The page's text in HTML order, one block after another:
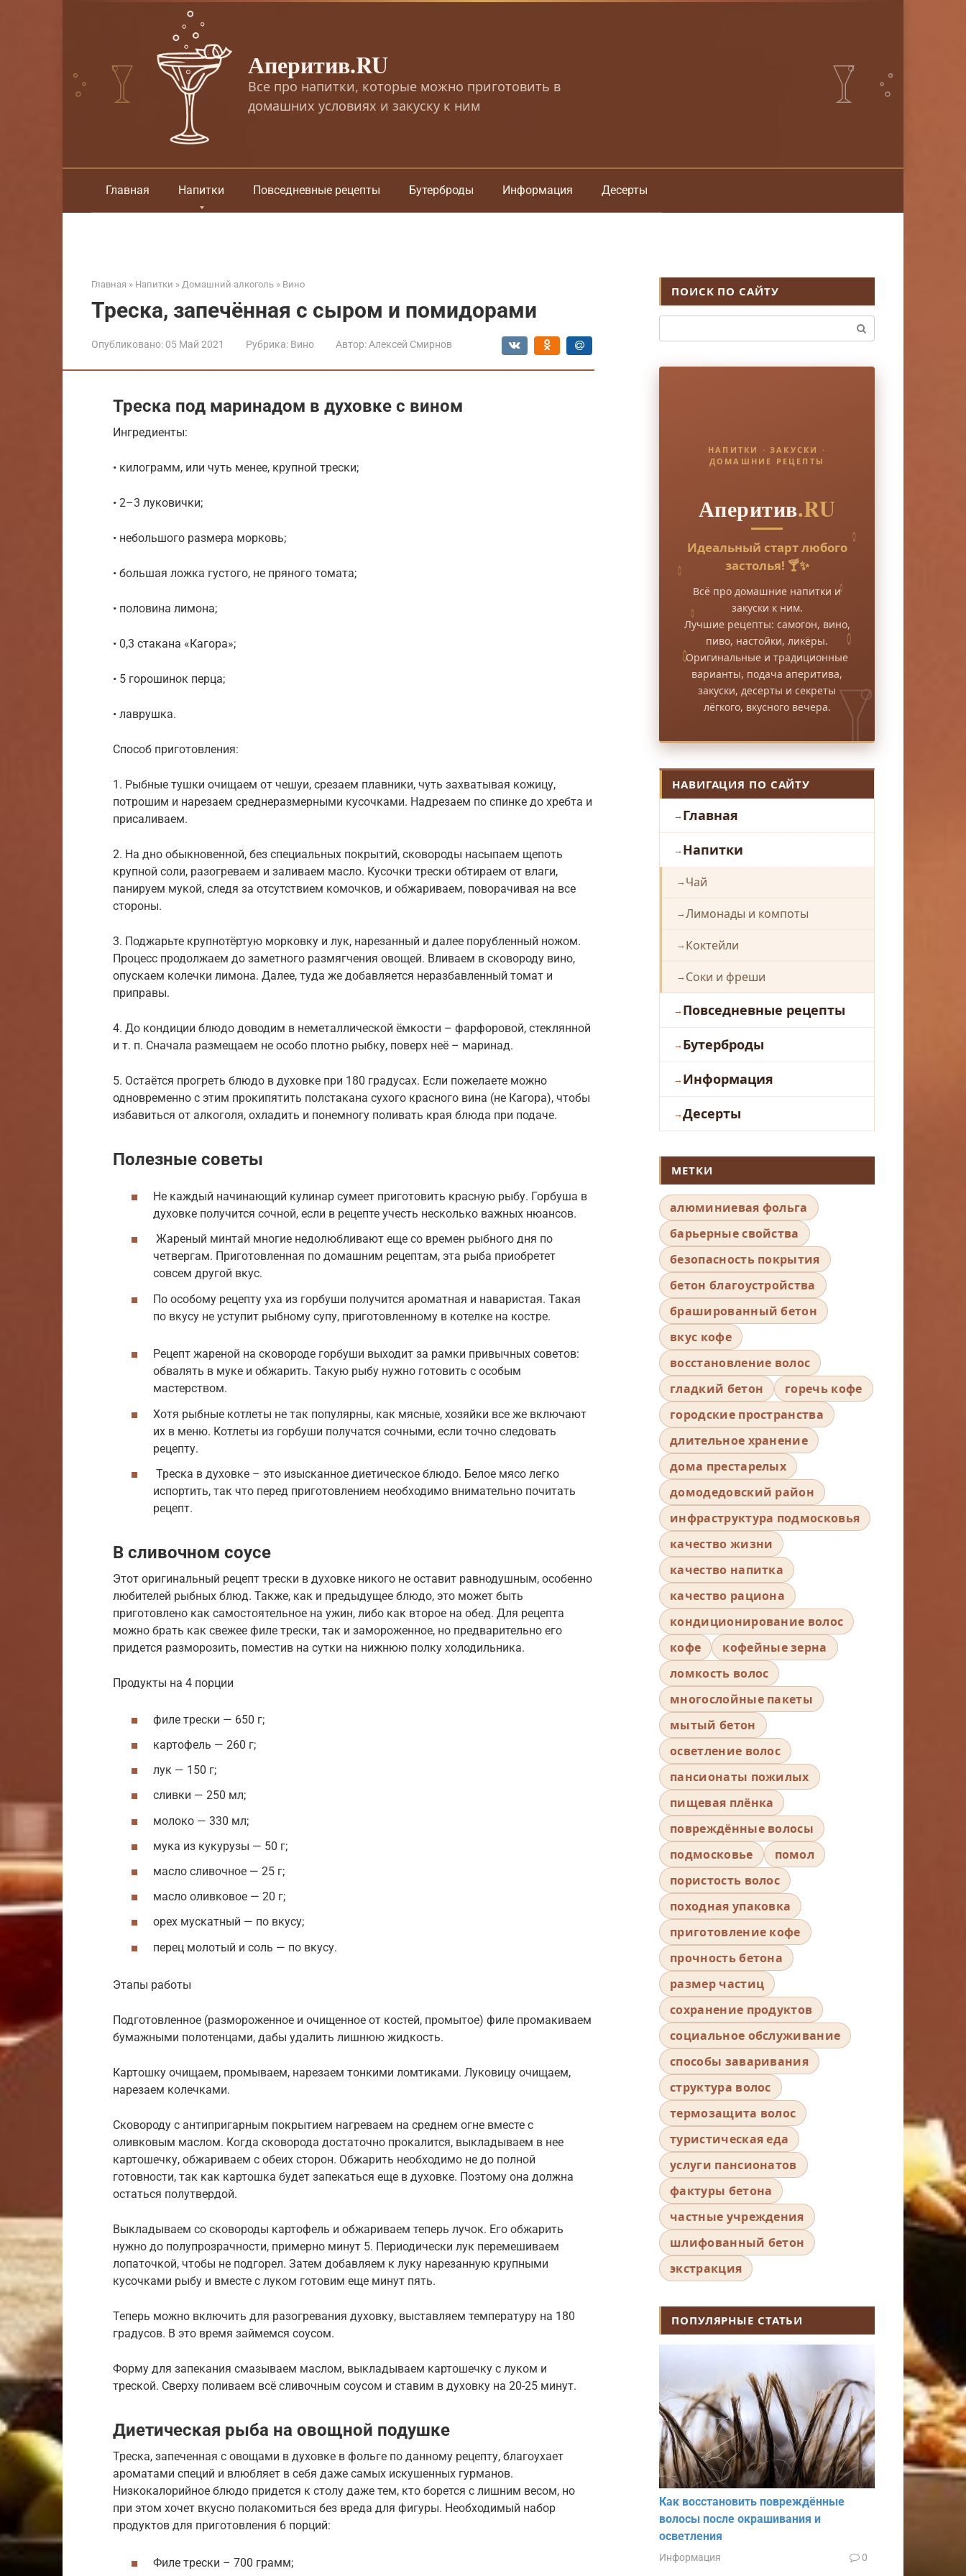
Аперитив.RU
Все про напитки, которые можно приготовить в
домашних условиях и закуску к ним
Главная Напитки Повседневные рецепты Бутерброды Информация Десерты
Главная » Напитки » Домашний алкоголь » Вино
Треска, запечённая с сыром и помидорами
Опубликовано: 05 Май 2021 Рубрика: Вино Автор: Алексей Смирнов
Треска под маринадом в духовке с вином
Ингредиенты:
• килограмм, или чуть менее, крупной трески;
• 2–3 луковички;
• небольшого размера морковь;
• большая ложка густого, не пряного томата;
• половина лимона;
• 0,3 стакана «Кагора»;
• 5 горошинок перца;
• лаврушка.
Способ приготовления:
1. Рыбные тушки очищаем от чешуи, срезаем плавники, чуть захватывая кожицу,
потрошим и нарезаем среднеразмерными кусочками. Надрезаем по спинке до хребта и
присаливаем.
2. На дно обыкновенной, без специальных покрытий, сковороды насыпаем щепоть
крупной соли, разогреваем и заливаем масло. Кусочки трески обтираем от влаги,
панируем мукой, следя за отсутствием комочков, и обжариваем, поворачивая на все
стороны.
3. Поджарьте крупнотёртую морковку и лук, нарезанный и далее порубленный ножом.
Процесс продолжаем до заметного размягчения овощей. Вливаем в сковороду вино,
опускаем колечки лимона. Далее, туда же добавляется неразбавленный томат и
приправы.
4. До кондиции блюдо доводим в неметаллической ёмкости – фарфоровой, стеклянной
и т. п. Сначала размещаем не особо плотно рыбку, поверх неё – маринад.
5. Остаётся прогреть блюдо в духовке при 180 градусах. Если пожелаете можно
одновременно с этим прокипятить полстакана сухого красного вина (не Кагора), чтобы
избавиться от алкоголя, охладить и понемногу поливать края блюда при подаче.
Полезные советы
Не каждый начинающий кулинар сумеет приготовить красную рыбу. Горбуша в
духовке получится сочной, если в рецепте учесть несколько важных нюансов.
Жареный минтай многие недолюбливают еще со времен рыбного дня по
четвергам. Приготовленная по домашним рецептам, эта рыба приобретет
совсем другой вкус.
По особому рецепту уха из горбуши получится ароматная и наваристая. Такая
по вкусу не уступит рыбному супу, приготовленному в котелке на костре.
Рецепт жареной на сковороде горбуши выходит за рамки привычных советов:
обвалять в муке и обжарить. Такую рыбу нужно готовить с особым
мастерством.
Хотя рыбные котлеты не так популярны, как мясные, хозяйки все же включают
их в меню. Котлеты из горбуши получатся сочными, если точно следовать
рецепту.
Треска в духовке – это изысканное диетическое блюдо. Белое мясо легко
испортить, так что перед приготовлением необходимо внимательно почитать
рецепт.
В сливочном соусе
Этот оригинальный рецепт трески в духовке никого не оставит равнодушным, особенно
любителей рыбных блюд. Также, как и предыдущее блюдо, это может быть
приготовлено как самостоятельное на ужин, либо как второе на обед. Для рецепта
можно брать как свежее филе трески, так и замороженное, но предварительно его
придется разморозить, поместив на сутки на нижнюю полку холодильника.
Продукты на 4 порции
филе трески — 650 г;
картофель — 260 г;
лук — 150 г;
сливки — 250 мл;
молоко — 330 мл;
мука из кукурузы — 50 г;
масло сливочное — 25 г;
масло оливковое — 20 г;
орех мускатный — по вкусу;
перец молотый и соль — по вкусу.
Этапы работы
Подготовленное (размороженное и очищенное от костей, промытое) филе промакиваем
бумажными полотенцами, дабы удалить лишнюю жидкость.
Картошку очищаем, промываем, нарезаем тонкими ломтиками. Луковицу очищаем,
нарезаем колечками.
Сковороду с антипригарным покрытием нагреваем на среднем огне вместе с
оливковым маслом. Когда сковорода достаточно прокалится, выкладываем в нее
картошечку, обжариваем с обеих сторон. Обжарить необходимо не до полной
готовности, так как картошка будет запекаться еще в духовке. Поэтому она должна
остаться полутвердой.
Выкладываем со сковороды картофель и обжариваем теперь лучок. Его обжарить
нужно до полупрозрачности, примерно минут 5. Периодически лук перемешиваем
лопаточкой, чтобы не подгорел. Затем добавляем к луку нарезанную крупными
кусочками рыбу и вместе с луком готовим еще минут пять.
Теперь можно включить для разогревания духовку, выставляем температуру на 180
градусов. В это время займемся соусом.
Форму для запекания смазываем маслом, выкладываем картошечку с луком и
треской. Сверху поливаем всё сливочным соусом и ставим в духовку на 20-25 минут.
Диетическая рыба на овощной подушке
Треска, запеченная с овощами в духовке в фольге по данному рецепту, благоухает
ароматами специй и влюбляет в себя даже самых искушенных гурманов.
Низкокалорийное блюдо придется к столу даже тем, кто борется с лишним весом, но
при этом хочет вкусно полакомиться без вреда для фигуры. Необходимый набор
продуктов для приготовления 6 порций:
Филе трески – 700 грамм;
ПОИСК ПО САЙТУ
НАПИТКИ · ЗАКУСКИ ·
ДОМАШНИЕ РЕЦЕПТЫ
Аперитив.RU
Идеальный старт любого
застолья! 🍸✨
Всё про домашние напитки и
закуски к ним.
Лучшие рецепты: самогон, вино,
пиво, настойки, ликёры.
Оригинальные и традиционные
варианты, подача аперитива,
закуски, десерты и секреты
лёгкого, вкусного вечера.
НАВИГАЦИЯ ПО САЙТУ
Главная
Напитки
Чай
Лимонады и компоты
Коктейли
Соки и фреши
Повседневные рецепты
Бутерброды
Информация
Десерты
МЕТКИ
алюминиевая фольга
барьерные свойства
безопасность покрытия
бетон благоустройства
брашированный бетон
вкус кофе
восстановление волос
гладкий бетон
горечь кофе
городские пространства
длительное хранение
дома престарелых
домодедовский район
инфраструктура подмосковья
качество жизни
качество напитка
качество рациона
кондиционирование волос
кофе
кофейные зерна
ломкость волос
многослойные пакеты
мытый бетон
осветление волос
пансионаты пожилых
пищевая плёнка
повреждённые волосы
подмосковье
помол
пористость волос
походная упаковка
приготовление кофе
прочность бетона
размер частиц
сохранение продуктов
социальное обслуживание
способы заваривания
структура волос
термозащита волос
туристическая еда
услуги пансионатов
фактуры бетона
частные учреждения
шлифованный бетон
экстракция
ПОПУЛЯРНЫЕ СТАТЬИ
Как восстановить повреждённые
волосы после окрашивания и
осветления
Информация 0